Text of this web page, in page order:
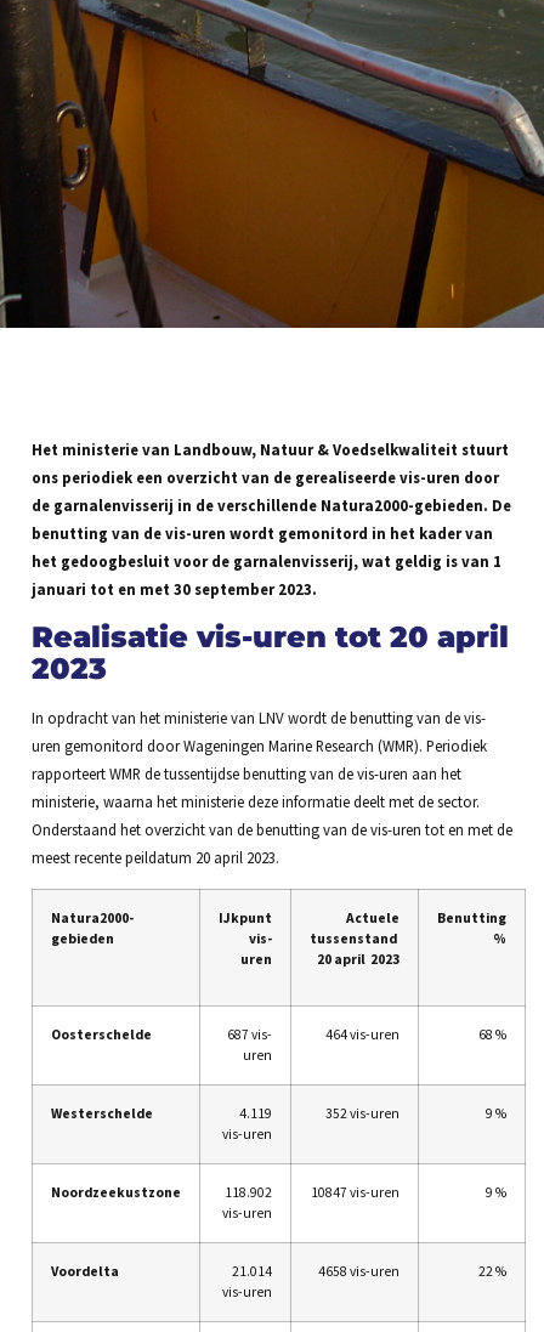
Het ministerie van Landbouw, Natuur & Voedselkwaliteit stuurt
ons periodiek een overzicht van de gerealiseerde vis-uren door
de garnalenvisserij in de verschillende Natura2000-gebieden. De
benutting van de vis-uren wordt gemonitord in het kader van
het gedoogbesluit voor de garnalenvisserij, wat geldig is van 1
januari tot en met 30 september 2023.
Realisatie vis-uren tot 20 april
2023
In opdracht van het ministerie van LNV wordt de benutting van de vis-
uren gemonitord door Wageningen Marine Research (WMR). Periodiek
rapporteert WMR de tussentijdse benutting van de vis-uren aan het
ministerie, waarna het ministerie deze informatie deelt met de sector.
Onderstaand het overzicht van de benutting van de vis-uren tot en met de
meest recente peildatum 20 april 2023.
Natura2000-
gebieden
IJkpunt
vis-
uren
Actuele
tussenstand
20 april 2023
Benutting
%
Oosterschelde
687 vis-
uren
464 vis-uren 68 %
Westerschelde
4.119
vis-uren
352 vis-uren 9 %
Noordzeekustzone
118.902
vis-uren
10847 vis-uren 9 %
Voordelta
21.014
vis-uren
4658 vis-uren 22 %